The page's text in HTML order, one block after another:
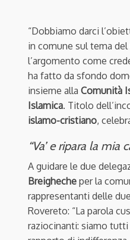
“Dobbiamo darci
in comune sul tema
l’argomento come
ha fatto da sfondo
insieme alla Comunità
Islamica. Titolo
islamo-cristiano,
“Va’ e ripara la mia
A guidare le due
Breigheche per la
rappresentanti delle
Rovereto: “La parola
raziocinanti: siamo tutti